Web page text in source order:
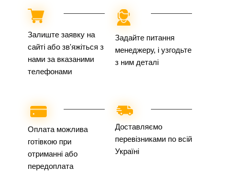
Залиште заявку на
сайті або зв'яжіться з
нами за вказаними
телефонами
Задайте питання
менеджеру, і узгодьте
з ним деталі
Оплата можлива
готівкою при
отриманні або
передоплата
Доставляємо
перевізниками по всій
Україні